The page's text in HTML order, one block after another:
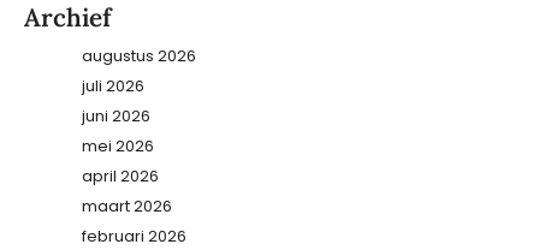
Archief
augustus 2026
juli 2026
juni 2026
mei 2026
april 2026
maart 2026
februari 2026